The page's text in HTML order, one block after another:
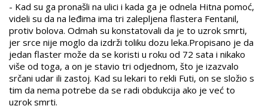
- Kad su ga pronašli na ulici i kada ga je odnela Hitna pomoć,
videli su da na leđima ima tri zalepljena flastera Fentanil,
protiv bolova. Odmah su konstatovali da je to uzrok smrti,
jer srce nije moglo da izdrži toliku dozu leka.Propisano je da
jedan flaster može da se koristi u roku od 72 sata i nikako
više od toga, a on je stavio tri odjednom, što je izazvalo
srčani udar ili zastoj. Kad su lekari to rekli Futi, on se složio s
tim da nema potrebe da se radi obdukcija ako je već to
uzrok smrti.